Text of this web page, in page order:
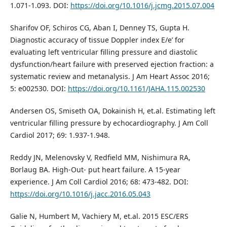
1.071-1.093. DOI: https://doi.org/10.1016/j.jcmg.2015.07.004
Sharifov OF, Schiros CG, Aban I, Denney TS, Gupta H.
Diagnostic accuracy of tissue Doppler index E/e’ for
evaluating left ventricular filling pressure and diastolic
dysfunction/heart failure with preserved ejection fraction: a
systematic review and metanalysis. J Am Heart Assoc 2016;
5: e002530. DOI: https://doi.org/10.1161/JAHA.115.002530
Andersen OS, Smiseth OA, Dokainish H, et.al. Estimating left
ventricular filling pressure by echocardiography. J Am Coll
Cardiol 2017; 69: 1.937-1.948.
Reddy JN, Melenovsky V, Redfield MM, Nishimura RA,
Borlaug BA. High-Out- put heart failure. A 15-year
experience. J Am Coll Cardiol 2016; 68: 473-482. DOI:
https://doi.org/10.1016/j.jacc.2016.05.043
Galie N, Humbert M, Vachiery M, et.al. 2015 ESC/ERS